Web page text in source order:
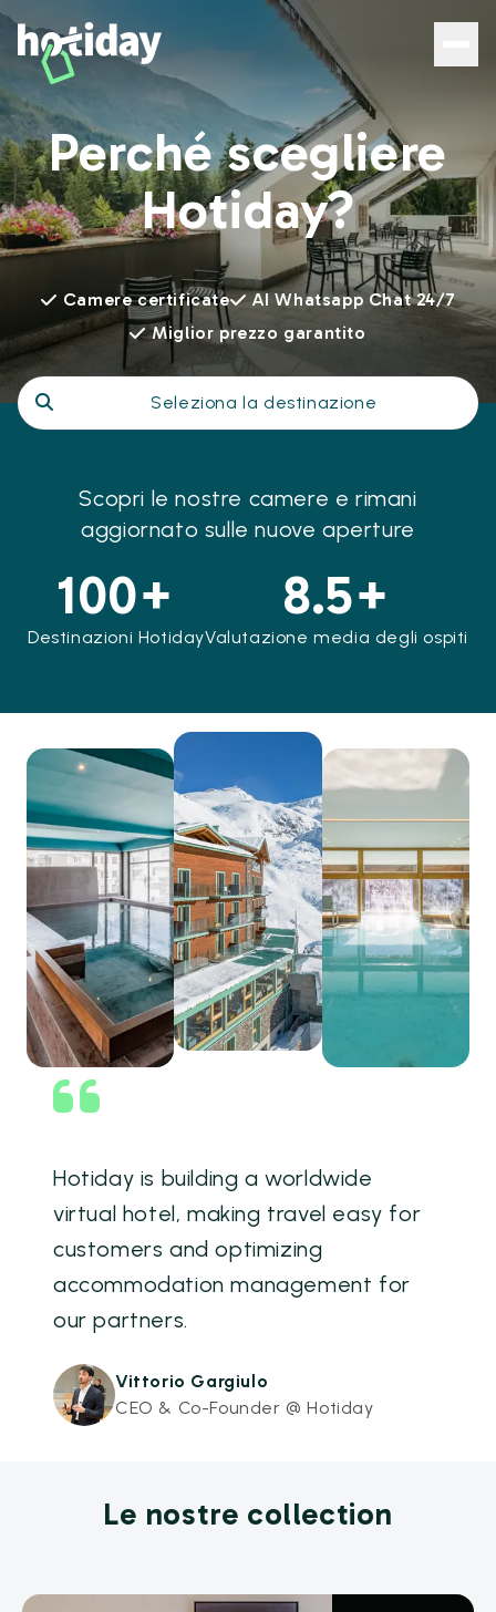
Perché scegliere
Hotiday?
Camere certificate
AI Whatsapp Chat 24/7
Miglior prezzo garantito
Scopri le nostre camere e rimani
aggiornato sulle nuove aperture
100+
Destinazioni Hotiday
8.5+
Valutazione media degli ospiti
Hotiday is building a worldwide
virtual hotel, making travel easy for
customers and optimizing
accommodation management for
our partners.
Vittorio Gargiulo
CEO & Co-Founder @ Hotiday
Le nostre collection